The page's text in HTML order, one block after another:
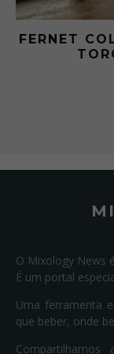
O Mixology News
É um portal
Uma ferramenta
que beber, onde